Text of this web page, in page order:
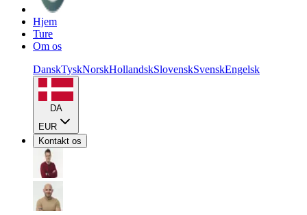
Hjem
Ture
Om os
DanskTyskNorskHollandskSlovenskSvenskEngelsk
DA
EUR
Kontakt os